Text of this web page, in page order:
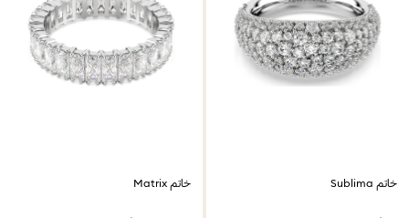
خاتم Sublima خاتم Matrix